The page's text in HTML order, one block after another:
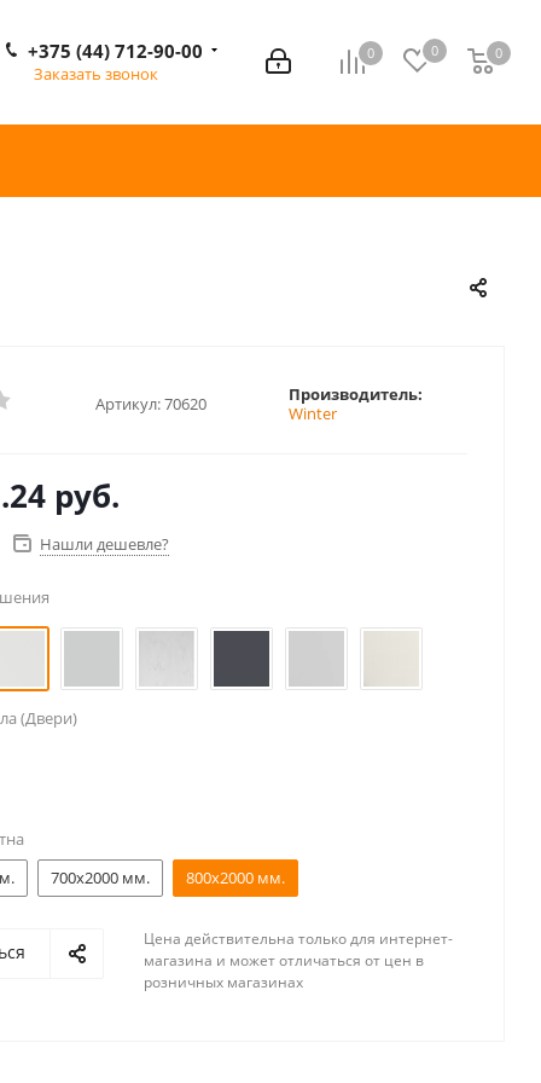
0 0 0
0
+375 (44) 712-90-00
Заказать звонок
Артикул:70620
Производитель:
Winter
руб.
Нашли дешевле?
(Двери)
700x2000 мм. 800x2000 мм.
Цена действительна только для интернет-
магазина и может отличаться от цен в
розничных магазинах